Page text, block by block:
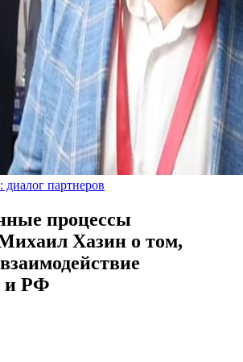
диалог партнеров
процессы
Хазин о том,
и РФ